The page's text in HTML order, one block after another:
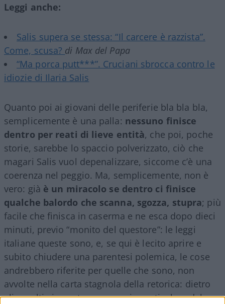
Leggi anche:
Salis supera se stessa: “Il carcere è razzista”.
Come, scusa? di Max del Papa
“Ma porca putt***”. Cruciani sbrocca contro le
idiozie di Ilaria Salis
Quanto poi ai giovani delle periferie bla bla bla,
semplicemente è una palla: nessuno finisce
dentro per reati di lieve entità, che poi, poche
storie, sarebbe lo spaccio polverizzato, ciò che
magari Salis vuol depenalizzare, siccome c’è una
coerenza nel peggio. Ma, semplicemente, non è
vero: già è un miracolo se dentro ci finisce
qualche balordo che scanna, sgozza, stupra; più
facile che finisca in caserma e ne esca dopo dieci
minuti, previo “monito del questore”: le leggi
italiane queste sono, e, se qui è lecito aprire e
subito chiudere una parentesi polemica, le cose
andrebbero riferite per quelle che sono, non
avvolte nella carta stagnola della retorica: dietro
gli assalti ai prontosoccorso, in particolare del